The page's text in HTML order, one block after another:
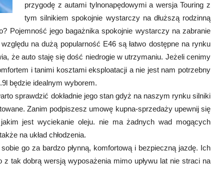
przygodę z autami tylnonapędowymi a wersja Touring z
tym silnikiem spokojnie wystarczy na dłuższą rodzinną
Pojemność jego bagażnika spokojnie wystarczy na zabranie
na dużą popularność E46 są łatwo dostępne na rynku
że auto staję się dość niedrogie w utrzymaniu. Jeżeli cenimy
i tanimi kosztami eksploatacji a nie jest nam potrzebny
będzie idealnym wyborem.
sprawdzić dokładnie jego stan gdyż na naszym rynku silniki
Zanim podpiszesz umowę kupna-sprzedaży upewnij się
jest wyciekanie oleju. nie ma żadnych wad mogących
na układ chłodzenia.
go za bardzo płynną, komfortową i bezpieczną jazdę. Ich
tak dobrą wersją wyposażenia mimo upływu lat nie straci na